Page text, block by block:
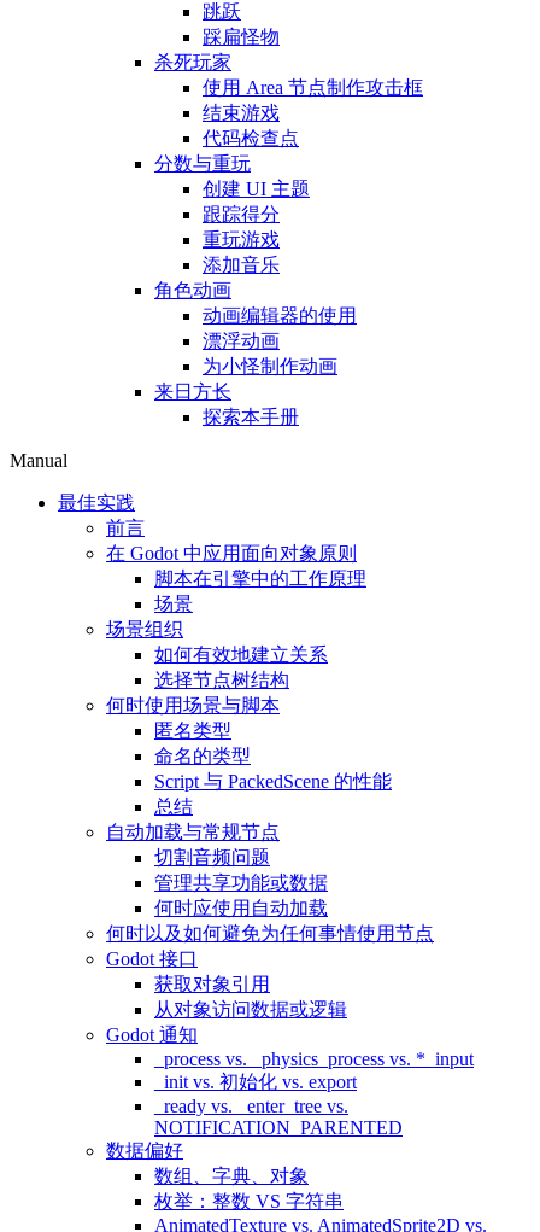
跳跃
踩扁怪物
杀死玩家
使用 Area 节点制作攻击框
结束游戏
代码检查点
分数与重玩
创建 UI 主题
跟踪得分
重玩游戏
添加音乐
角色动画
动画编辑器的使用
漂浮动画
为小怪制作动画
来日方长
探索本手册
Manual
最佳实践
前言
在 Godot 中应用面向对象原则
脚本在引擎中的工作原理
场景
场景组织
如何有效地建立关系
选择节点树结构
何时使用场景与脚本
匿名类型
命名的类型
Script 与 PackedScene 的性能
总结
自动加载与常规节点
切割音频问题
管理共享功能或数据
何时应使用自动加载
何时以及如何避免为任何事情使用节点
Godot 接口
获取对象引用
从对象访问数据或逻辑
Godot 通知
_process vs. _physics_process vs. *_input
_init vs. 初始化 vs. export
_ready vs. _enter_tree vs.
NOTIFICATION_PARENTED
数据偏好
数组、字典、对象
枚举：整数 VS 字符串
AnimatedTexture vs. AnimatedSprite2D vs.